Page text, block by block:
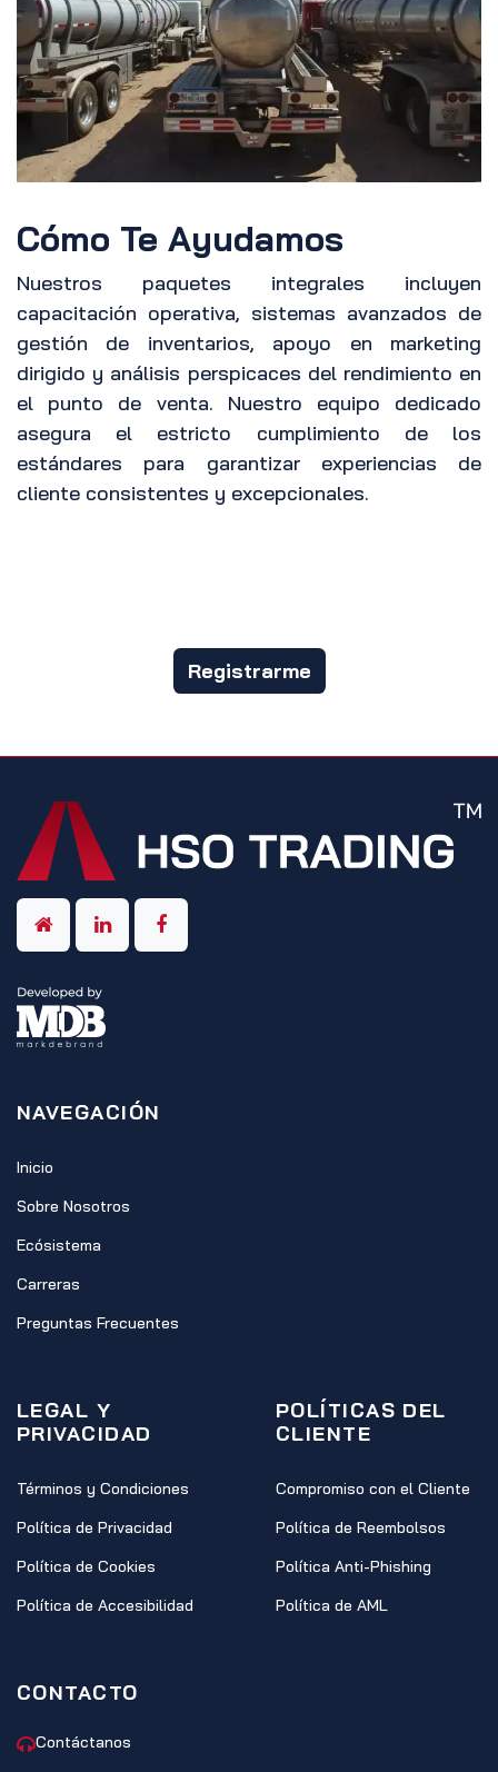
Cómo Te Ayudamos
Nuestros paquetes integrales incluyen
capacitación operativa, sistemas avanzados de
gestión de inventarios, apoyo en marketing
dirigido y análisis perspicaces del rendimiento en
el punto de venta. Nuestro equipo dedicado
asegura el estricto cumplimiento de los
estándares para garantizar experiencias de
cliente consistentes y excepcionales.
Registrarme
NAVEGACIÓN
Inicio
Sobre Nosotros
Ecósistema
Carreras
Preguntas Frecuentes
LEGAL Y
PRIVACIDAD
Términos y Condiciones
Política de Privacidad
Política de Cookies
Política de Accesibilidad
POLÍTICAS DEL
CLIENTE
Compromiso con el Cliente
Política de Reembolsos
Política Anti-Phishing
Política de AML
CONTACTO
Contáctanos